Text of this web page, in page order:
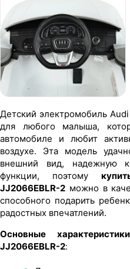
Детский электромобиль
для любого малыша,
автомобиле и любит
воздухе. Эта модель
внешний вид, надежную
функции, поэтому
JJ2066EBLR-2 можно в
способного подарить
радостных впечатлений.
Основные
JJ2066EBLR-2: